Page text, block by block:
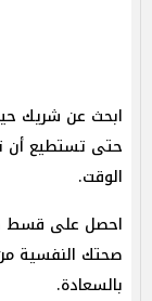
ابحث عن شريك
حتى تستطيع أن
الوقت.
احصل على قسط
صحتك النفسية
بالسعادة.